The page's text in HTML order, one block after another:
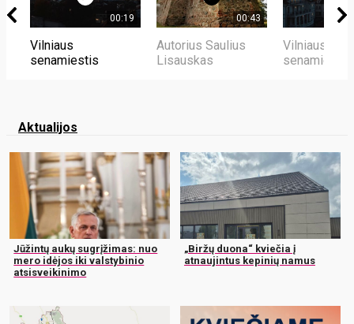
00:19
Vilniaus
senamiestis
00:43
Autorius Saulius
Lisauskas
Vilniaus
senamiestis
Aktualijos
Jūžintų aukų sugrįžimas: nuo
mero idėjos iki valstybinio
atsisveikinimo
„Biržų duona“ kviečia į
atnaujintus kepinių namus